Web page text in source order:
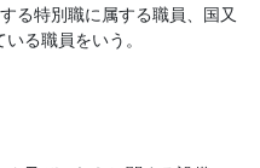
る特別職に属する職員、国又
る職員をいう。